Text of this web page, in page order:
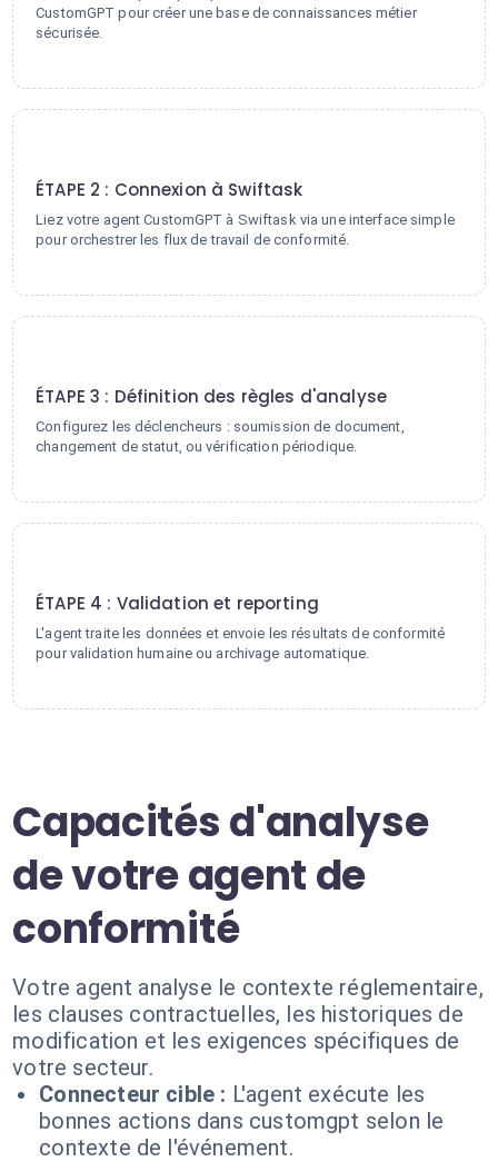
CustomGPT pour créer une base de connaissances métier
sécurisée.
ÉTAPE 2 : Connexion à Swiftask
Liez votre agent CustomGPT à Swiftask via une interface simple
pour orchestrer les flux de travail de conformité.
ÉTAPE 3 : Définition des règles d'analyse
Configurez les déclencheurs : soumission de document,
changement de statut, ou vérification périodique.
ÉTAPE 4 : Validation et reporting
L'agent traite les données et envoie les résultats de conformité
pour validation humaine ou archivage automatique.
Capacités d'analyse
de votre agent de
conformité
Votre agent analyse le contexte réglementaire,
les clauses contractuelles, les historiques de
modification et les exigences spécifiques de
votre secteur.
Connecteur cible : L'agent exécute les
bonnes actions dans customgpt selon le
contexte de l'événement.